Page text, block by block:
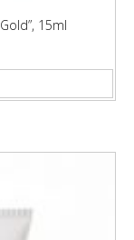
15ml